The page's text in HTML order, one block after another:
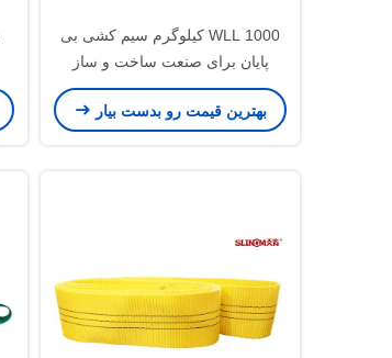
WLL 1000 کیلوگرم سیم کشی بی
پایان برای صنعت ساخت و ساز
بهترین قیمت رو بدست بیار